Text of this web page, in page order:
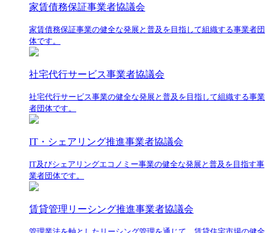
家賃債務保証事業者協議会
家賃債務保証事業の健全な発展と普及を目指して組織する事業者団
体です。
社宅代行サービス事業者協議会
社宅代行サービス事業の健全な発展と普及を目指して組織する事業
者団体です。
IT・シェアリング推進事業者協議会
IT及びシェアリングエコノミー事業の健全な発展と普及を目指す事
業者団体です。
賃貸管理リーシング推進事業者協議会